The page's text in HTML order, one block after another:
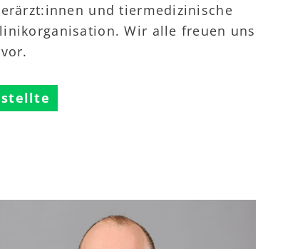
und tiermedizinische
Wir alle freuen uns